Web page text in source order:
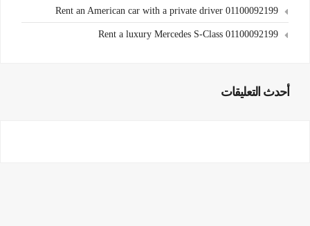
Rent an American car with a private driver 01100092199
Rent a luxury Mercedes S-Class 01100092199
أحدث التعليقات